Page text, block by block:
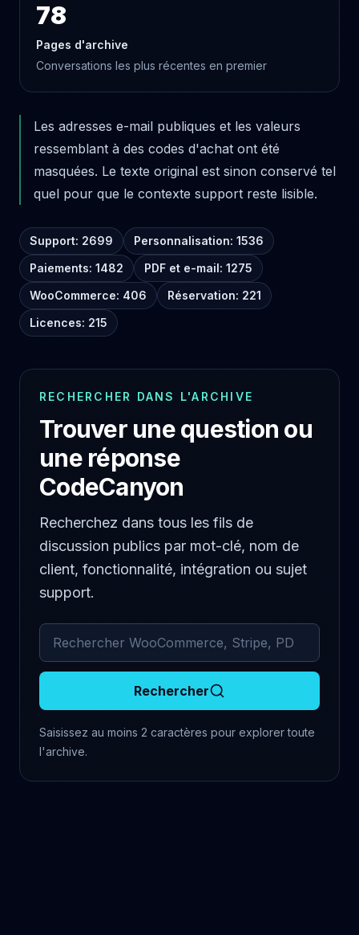
78
Pages d'archive
Conversations les plus récentes en premier
Les adresses e-mail publiques et les valeurs
ressemblant à des codes d'achat ont été
masquées. Le texte original est sinon conservé tel
quel pour que le contexte support reste lisible.
Support: 2699
Personnalisation: 1536
Paiements: 1482
PDF et e-mail: 1275
WooCommerce: 406
Réservation: 221
Licences: 215
RECHERCHER DANS L'ARCHIVE
Trouver une question ou
une réponse
CodeCanyon
Recherchez dans tous les fils de
discussion publics par mot-clé, nom de
client, fonctionnalité, intégration ou sujet
support.
Rechercher dans les commentaires archivés
Rechercher
Saisissez au moins 2 caractères pour explorer toute
l'archive.